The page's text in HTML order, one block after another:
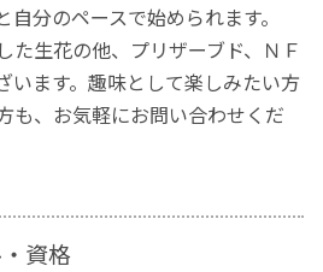
分のペースで始められます。
た生花の他、プリザーブド、ＮＦ
います。趣味として楽しみたい方
も、お気軽にお問い合わせくだ
資格